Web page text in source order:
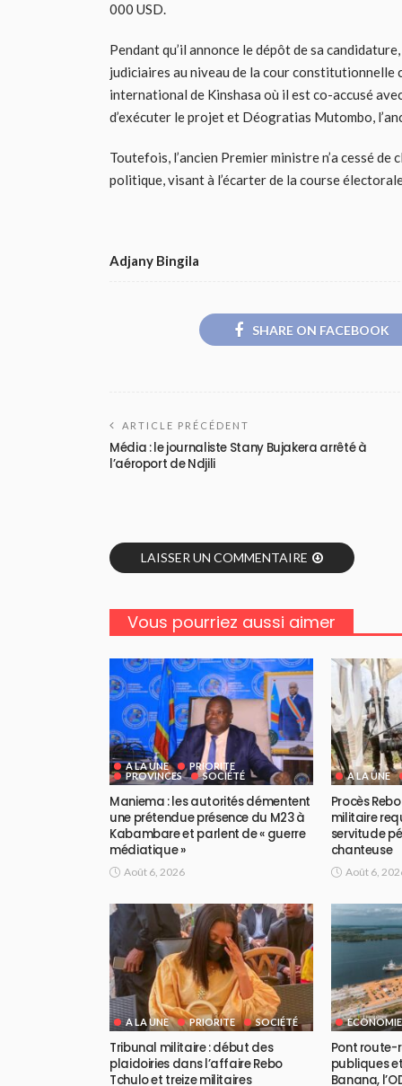
000 USD.
Pendant qu’il annonce le dépôt de sa
judiciaires au niveau de la cour constitutionnelle
international de Kinshasa où il est co-accusé
d’exécuter le projet et Déogratias Mutombo,
Toutefois, l’ancien Premier ministre n’a cessé
politique, visant à l’écarter de la course
Adjany Bingila
SHARE ON FACEBOOK
ARTICLE PRÉCÉDENT
Média : le journaliste Stany Bujakera arrêté à
l’aéroport de Ndjili
LAISSER UN COMMENTAIRE
Vous pourriez aussi aimer
A LA UNE
PRIORITE
PROVINCES
SOCIÉTÉ
Maniema : les autorités démentent
une prétendue présence du M23 à
Kabambare et parlent de « guerre
médiatique »
Août 6, 2026
A LA UNE
Procès
militaire
servitude
chanteuse
Août 6,
A LA UNE PRIORITE SOCIÉTÉ
Tribunal militaire : début des
plaidoiries dans l’affaire Rebo
Tchulo et treize militaires
ECONOMIE
Pont route-
publiques
Banana,